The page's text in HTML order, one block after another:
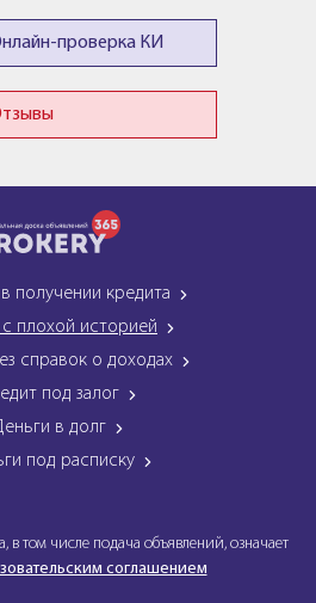
проверка КИ
получении кредита
плохой историей
справок о доходах
под залог
в долг
под расписку
в том числе подача объявлений, означает
соглашением